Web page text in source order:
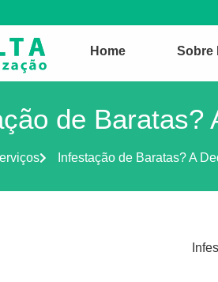
Home Sobre
de Baratas?
Infestação de Baratas? A